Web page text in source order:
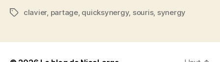
Étiquettes
clavier, partage, quicksynergy, souris, synergy